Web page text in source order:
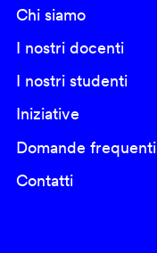
Chi siamo
I nostri docenti
I nostri studenti
Iniziative
Domande frequenti
Contatti